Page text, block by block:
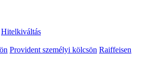
Hitelkiváltás
Provident személyi kölcsön Raiffeisen